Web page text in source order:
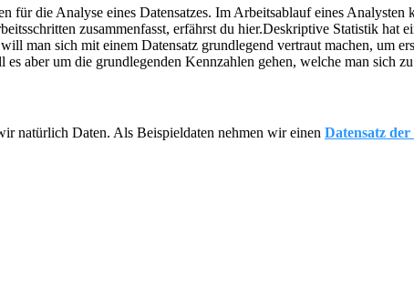
für die Analyse eines Datensatzes. Im Arbeitsablauf eines
zusammenfasst, erfährst du hier.Deskriptive Statistik hat
man sich mit einem Datensatz grundlegend vertraut machen, um
aber um die grundlegenden Kennzahlen gehen, welche man sich
natürlich Daten. Als Beispieldaten nehmen wir einen Datensatz